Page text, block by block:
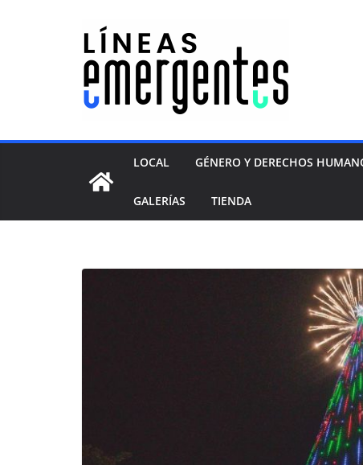
LOCAL GÉNERO Y DERECHOS
GALERÍAS TIENDA